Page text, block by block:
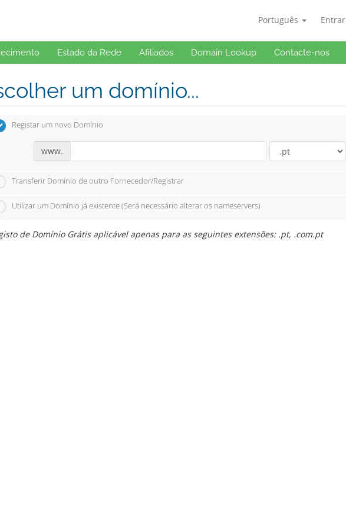
Português Entrar
Estado da Rede Afiliados Domain Lookup Contacte-nos
um domínio...
Registar um novo Domínio
www.
Transferir Domínio de outro Fornecedor/Registrar
Utilizar um Domínio já existente (Será necessário alterar os nameservers)
de Domínio Grátis aplicável apenas para as seguintes extensões: .pt, .com.pt